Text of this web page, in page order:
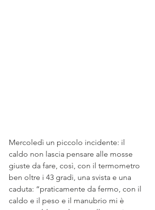
Mercoledì un piccolo incidente: il
caldo non lascia pensare alle mosse
giuste da fare, così, con il termometro
ben oltre i 43 gradi, una svista e una
caduta: “praticamente da fermo, con il
caldo e il peso e il manubrio mi è